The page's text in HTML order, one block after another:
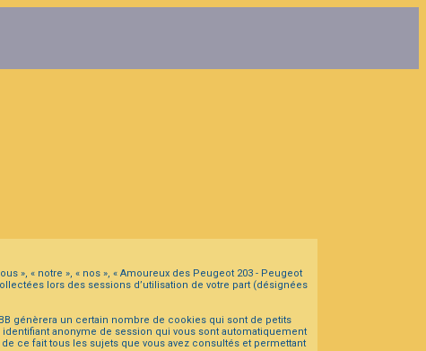
», « notre », « nos », « Amoureux des Peugeot 203 - Peugeot
lors des sessions d’utilisation de votre part (désignées
génèrera un certain nombre de cookies qui sont de petits
anonyme de session qui vous sont automatiquement
ce fait tous les sujets que vous avez consultés et permettant